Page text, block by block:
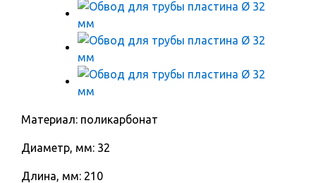
Материал: поликарбонат
Диаметр, мм: 32
Длина, мм: 210